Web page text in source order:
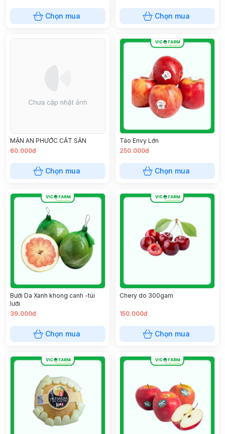
Chọn mua Chọn mua
MẬN AN PHƯỚC CẮT SẴN
60.000đ
Chọn mua
Táo Envy Lớn
250.000đ
Chọn mua
Bưởi Da Xanh khong canh -túi
lưới
39.000đ
Chọn mua
Chery do 300gam
150.000đ
Chọn mua